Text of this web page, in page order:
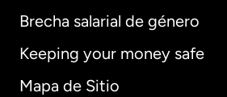
Brecha salarial de género
Keeping your money safe
Mapa de Sitio
Alemania